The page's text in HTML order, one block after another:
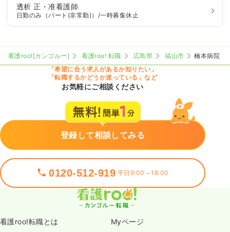
透析正・准看護師
日勤のみ（パート(非常勤)） /一時募集休止
看護roo![カンゴルー] 看護roo! 転職 広島県 福山市
楠本病院
「希望に合う求人があるか知りたい」
「転職するかどうか迷っている」など
お気軽にご相談ください
登録して相談してみる
0120-512-919 平日9:00～18:00
看護roo!転職とは Myページ